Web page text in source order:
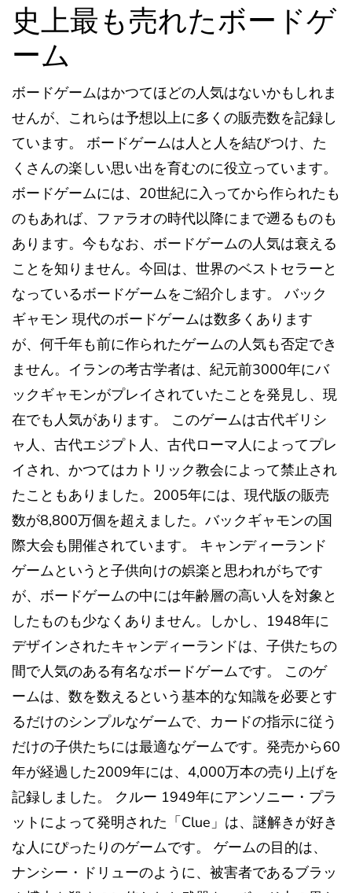
史上最も売れたボードゲ
ーム
ボードゲームはかつてほどの人気はないかもしれま
せんが、これらは予想以上に多くの販売数を記録し
ています。 ボードゲームは人と人を結びつけ、た
くさんの楽しい思い出を育むのに役立っています。
ボードゲームには、20世紀に入ってから作られたも
のもあれば、ファラオの時代以降にまで遡るものも
あります。今もなお、ボードゲームの人気は衰える
ことを知りません。今回は、世界のベストセラーと
なっているボードゲームをご紹介します。 バック
ギャモン 現代のボードゲームは数多くあります
が、何千年も前に作られたゲームの人気も否定でき
ません。イランの考古学者は、紀元前3000年にバ
ックギャモンがプレイされていたことを発見し、現
在でも人気があります。 このゲームは古代ギリシ
ャ人、古代エジプト人、古代ローマ人によってプレ
イされ、かつてはカトリック教会によって禁止され
たこともありました。2005年には、現代版の販売
数が8,800万個を超えました。バックギャモンの国
際大会も開催されています。 キャンディーランド
ゲームというと子供向けの娯楽と思われがちです
が、ボードゲームの中には年齢層の高い人を対象と
したものも少なくありません。しかし、1948年に
デザインされたキャンディーランドは、子供たちの
間で人気のある有名なボードゲームです。 このゲ
ームは、数を数えるという基本的な知識を必要とす
るだけのシンプルなゲームで、カードの指示に従う
だけの子供たちには最適なゲームです。発売から60
年が経過した2009年には、4,000万本の売り上げを
記録しました。 クルー 1949年にアンソニー・プラ
ットによって発明された「Clue」は、謎解きが好き
な人にぴったりのゲームです。 ゲームの目的は、
ナンシー・ドリューのように、被害者であるブラッ